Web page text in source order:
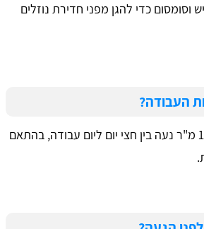
וסומסום כדי להגן מפני חדירת נוזלים
העבודה?
דירה ממוצעת 70 - 100 מ"ר נעה בין חצי יום ליום עבודה, בהתאם